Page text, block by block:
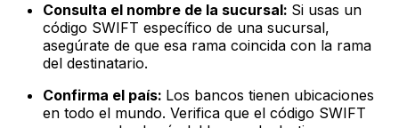
Consulta el nombre de la sucursal: Si usas un
código SWIFT específico de una sucursal,
asegúrate de que esa rama coincida con la rama
del destinatario.
Confirma el país: Los bancos tienen ubicaciones
en todo el mundo. Verifica que el código SWIFT